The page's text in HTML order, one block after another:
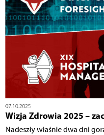
07.10.2025
Wizja Zdrowia 2025 –
Nadeszły właśnie dwa dni